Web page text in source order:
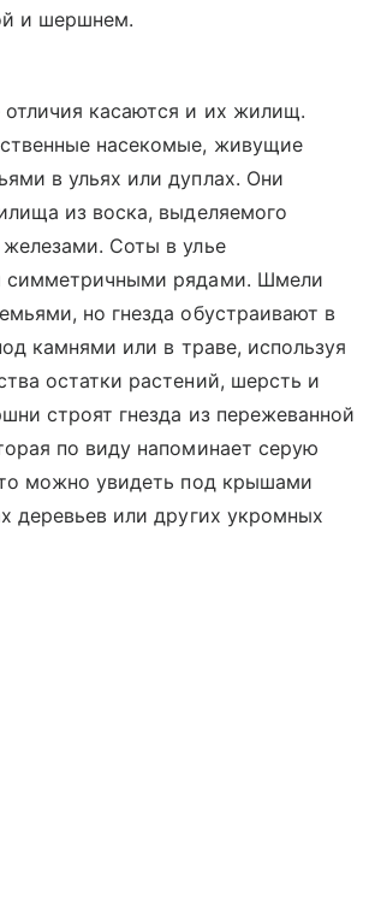
и шершнем.
касаются и их жилищ.
насекомые, живущие
в ульях или дуплах. Они
из воска, выделяемого
Соты в улье
симметричными рядами. Шмели
но гнезда обустраивают в
камнями или в траве, используя
остатки растений, шерсть и
строят гнезда из пережеванной
по виду напоминает серую
можно увидеть под крышами
деревьев или других укромных